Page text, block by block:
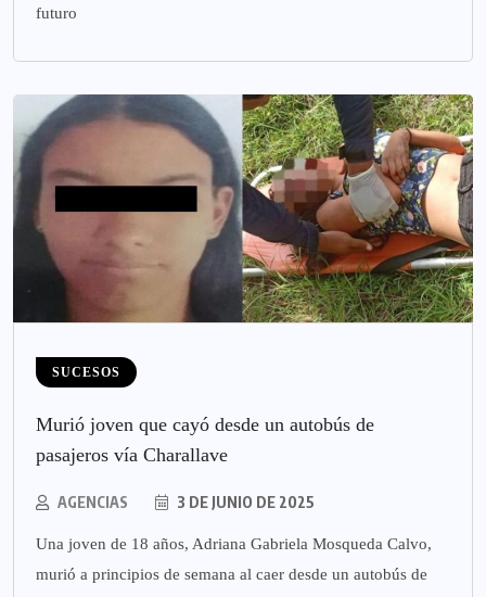
futuro
SUCESOS
Murió joven que cayó desde un autobús de
pasajeros vía Charallave
AGENCIAS 3 DE JUNIO DE 2025
Una joven de 18 años, Adriana Gabriela Mosqueda Calvo,
murió a principios de semana al caer desde un autobús de